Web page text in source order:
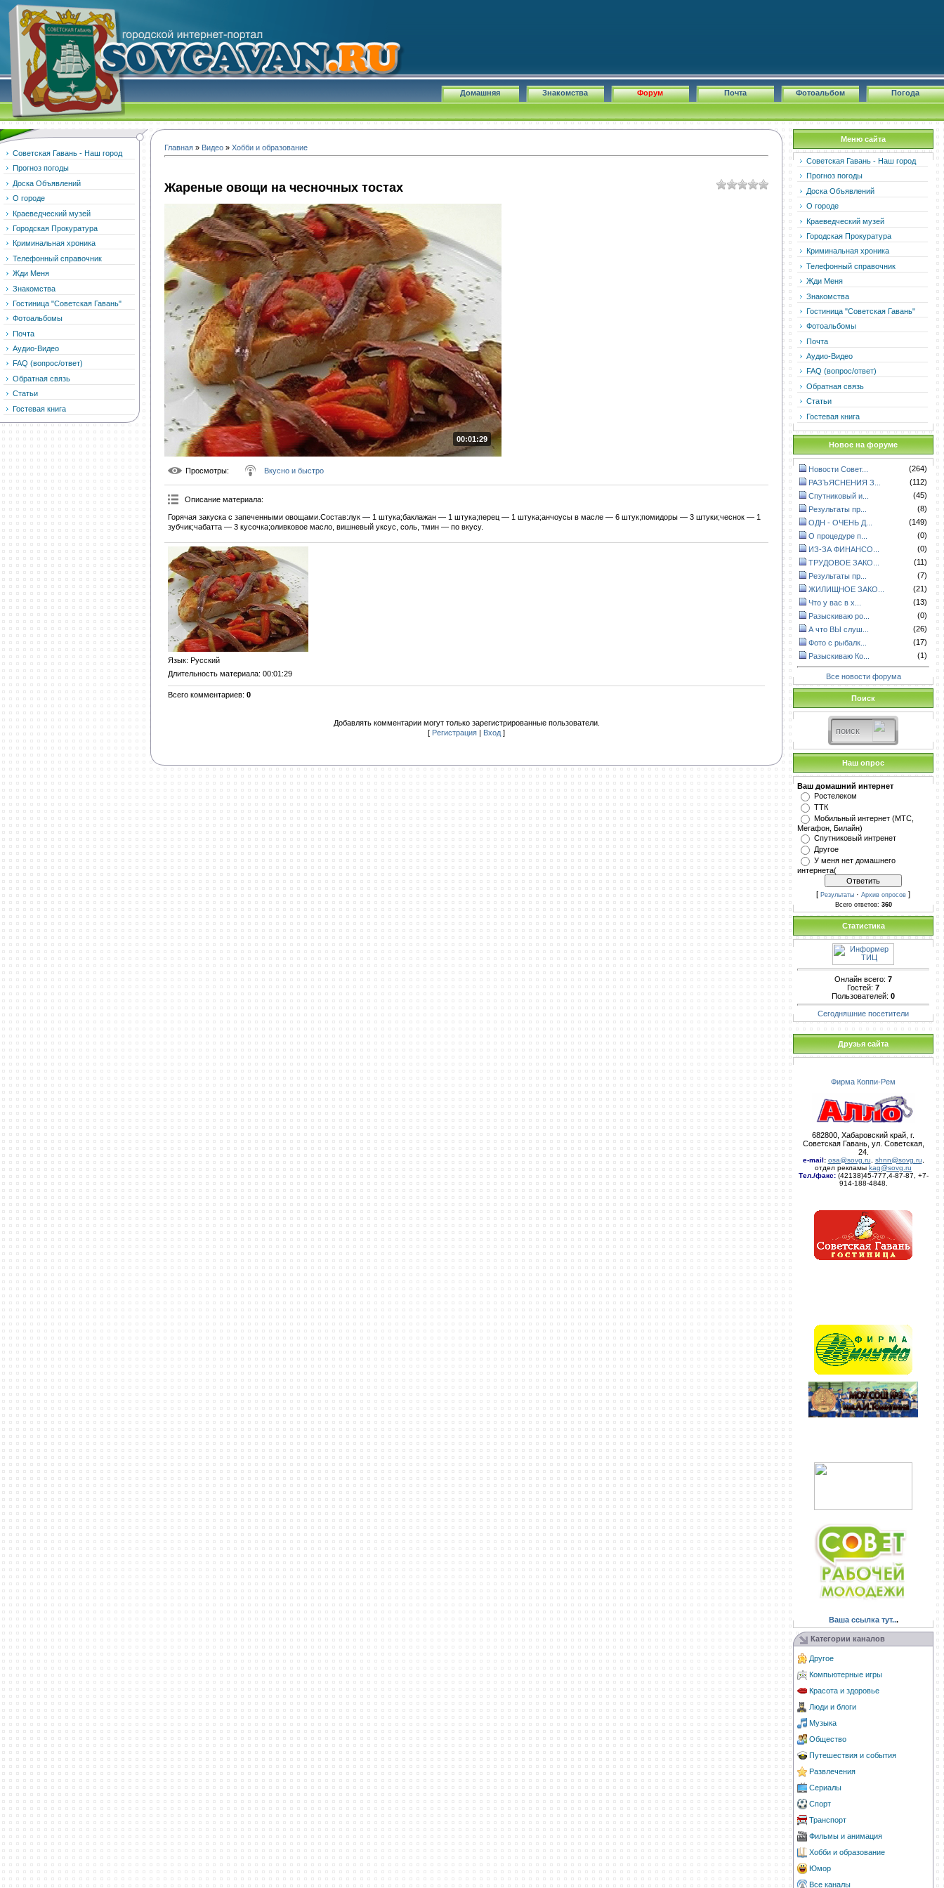
Погода
Фотоальбом
Почта
Форум
Знакомства
Домашняя
Советская Гавань - Наш город
Прогноз погоды
Доска Объявлений
О городе
Краеведческий музей
Городская Прокуратура
Криминальная хроника
Телефонный справочник
Жди Меня
Знакомства
Гостиница "Советская Гавань"
Фотоальбомы
Почта
Аудио-Видео
FAQ (вопрос/ответ)
Обратная связь
Статьи
Гостевая книга
Главная » Видео » Хобби и образование
Жареные овощи на чесночных тостах
00:01:29
Просмотры: Вкусно и быстро
Описание материала:
Горячая закуска с запеченными овощами.Состав:лук — 1 штука;баклажан — 1 штука;перец — 1 штука;анчоусы в масле — 6 штук;помидоры — 3 штуки;чеснок — 1
зубчик;чабатта — 3 кусочка;оливковое масло, вишневый уксус, соль, тмин — по вкусу.
Язык: Русский
Длительность материала: 00:01:29
Всего комментариев: 0
Добавлять комментарии могут только зарегистрированные пользователи.
[ Регистрация | Вход ]
Меню сайта
Советская Гавань - Наш город
Прогноз погоды
Доска Объявлений
О городе
Краеведческий музей
Городская Прокуратура
Криминальная хроника
Телефонный справочник
Жди Меня
Знакомства
Гостиница "Советская Гавань"
Фотоальбомы
Почта
Аудио-Видео
FAQ (вопрос/ответ)
Обратная связь
Статьи
Гостевая книга
Новое на форуме
Новости Совет...
(264)
РАЗЪЯСНЕНИЯ З...
(112)
Спутниковый и...
(45)
Результаты пр...
(8)
ОДН - ОЧЕНЬ Д...
(149)
О процедуре п...
(0)
ИЗ-ЗА ФИНАНСО...
(0)
ТРУДОВОЕ ЗАКО...
(11)
Результаты пр...
(7)
ЖИЛИЩНОЕ ЗАКО...
(21)
Что у вас в х...
(13)
Разыскиваю ро...
(0)
А что ВЫ слуш...
(26)
Фото с рыбалк...
(17)
Разыскиваю Ко...
(1)
Все новости форума
Поиск
Наш опрос
Ваш домашний интернет
Ростелеком
ТТК
Мобильный интернет (МТС,
Мегафон, Билайн)
Спутниковый интренет
Другое
У меня нет домашнего
интернета(
[ Результаты · Архив опросов ]
Всего ответов: 360
Статистика
Онлайн всего: 7
Гостей: 7
Пользователей: 0
Сегодняшние посетители
Друзья сайта
Фирма Коппи-Рем
682800, Хабаровский край, г.
Советская Гавань, ул. Советская,
24.
e-mail: osa@sovg.ru shnn@sovg.ru
отдел рекламы kag@sovg.ru
Тел./факс:(42138)45-777,4-87-87, +7-
914-188-4848.
Ваша ссылка тут...
Категории каналов
Другое
Компьютерные игры
Красота и здоровье
Люди и блоги
Музыка
Общество
Путешествия и события
Развлечения
Сериалы
Спорт
Транспорт
Фильмы и анимация
Хобби и образование
Юмор
Все каналы